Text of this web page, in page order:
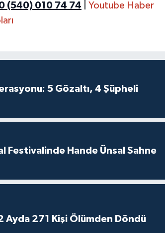
(540) 010 74 74
Youtube Haber
5 Gözaltı, 4 Şüpheli
Festivalinde Hande Ünsal Sahne
Ayda 271 Kişi Ölümden Döndü